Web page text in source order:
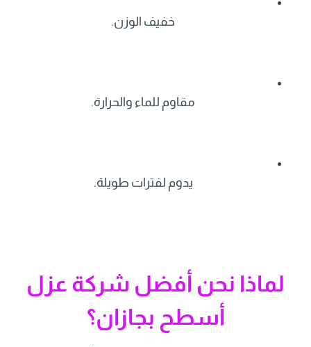
خفيف الوزن.
مقاوم للماء والحرارة.
يدوم لفترات طويلة.
لماذا نحن أفضل شركة عزل
أسطح بجازان؟